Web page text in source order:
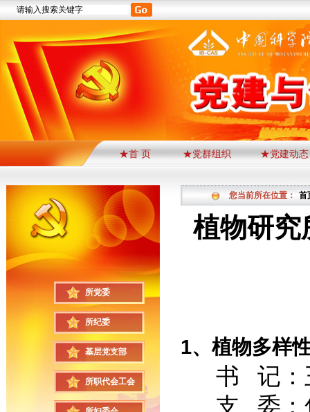
★首 页 ★党群组织 ★党建动态
所党委
所纪委
基层党支部
所职代会工会
您当前所在位置： 首
植物研究
1、植物多样
书 记：
支 委：